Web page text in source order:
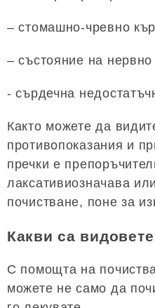
– стомашно-чревно
– състояние на
- сърдечна
Както можете да
противопоказания и
пречки е
лаксативиозначава
почистване, поне за
Какви са
С помощта на
можете не само да